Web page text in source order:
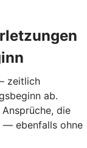
zeitlich
ab.
die
— ebenfalls ohne